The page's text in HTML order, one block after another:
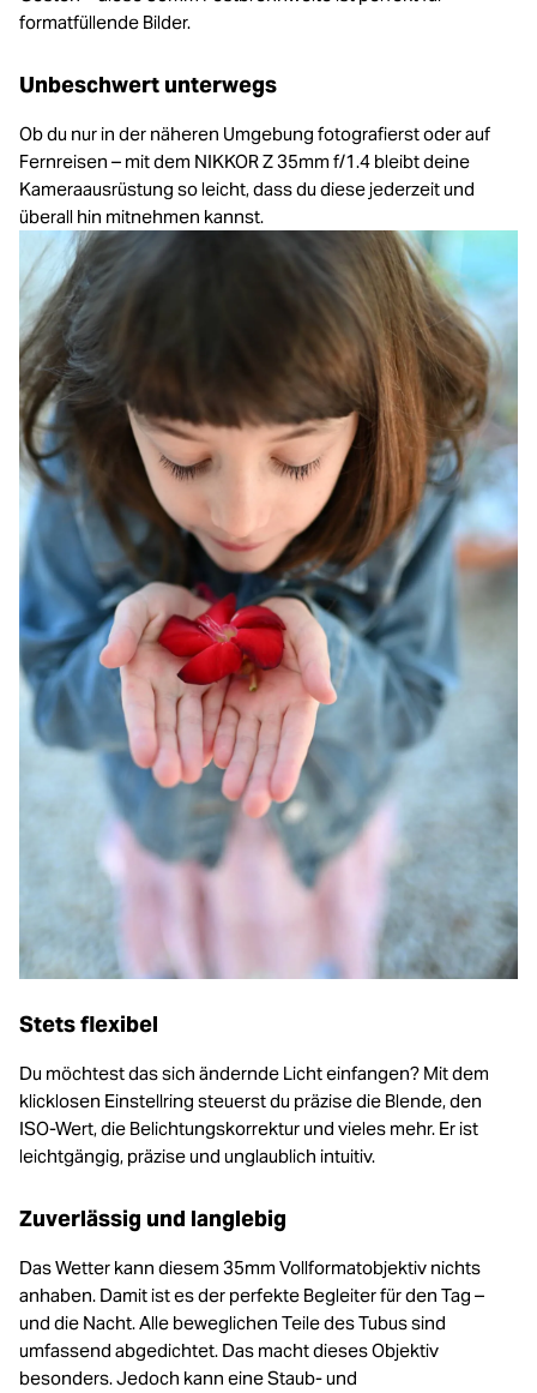
formatfüllende Bilder.
Unbeschwert unterwegs
Ob du nur in der näheren Umgebung fotografierst oder auf
Fernreisen – mit dem NIKKOR Z 35mm f/1.4 bleibt deine
Kameraausrüstung so leicht, dass du diese jederzeit und
überall hin mitnehmen kannst.
Stets flexibel
Du möchtest das sich ändernde Licht einfangen? Mit dem
klicklosen Einstellring steuerst du präzise die Blende, den
ISO-Wert, die Belichtungskorrektur und vieles mehr. Er ist
leichtgängig, präzise und unglaublich intuitiv.
Zuverlässig und langlebig
Das Wetter kann diesem 35mm Vollformatobjektiv nichts
anhaben. Damit ist es der perfekte Begleiter für den Tag –
und die Nacht. Alle beweglichen Teile des Tubus sind
umfassend abgedichtet. Das macht dieses Objektiv
besonders. Jedoch kann eine Staub- und